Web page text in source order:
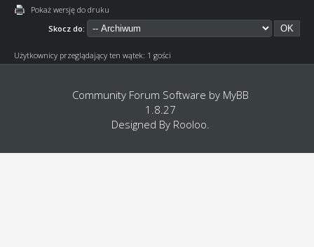
Pokaż wersję do druku
Skocz do:
Użytkownicy przeglądający ten wątek: 1 gości
Community Forum Software by MyBB
1.8.27
Designed By Rooloo